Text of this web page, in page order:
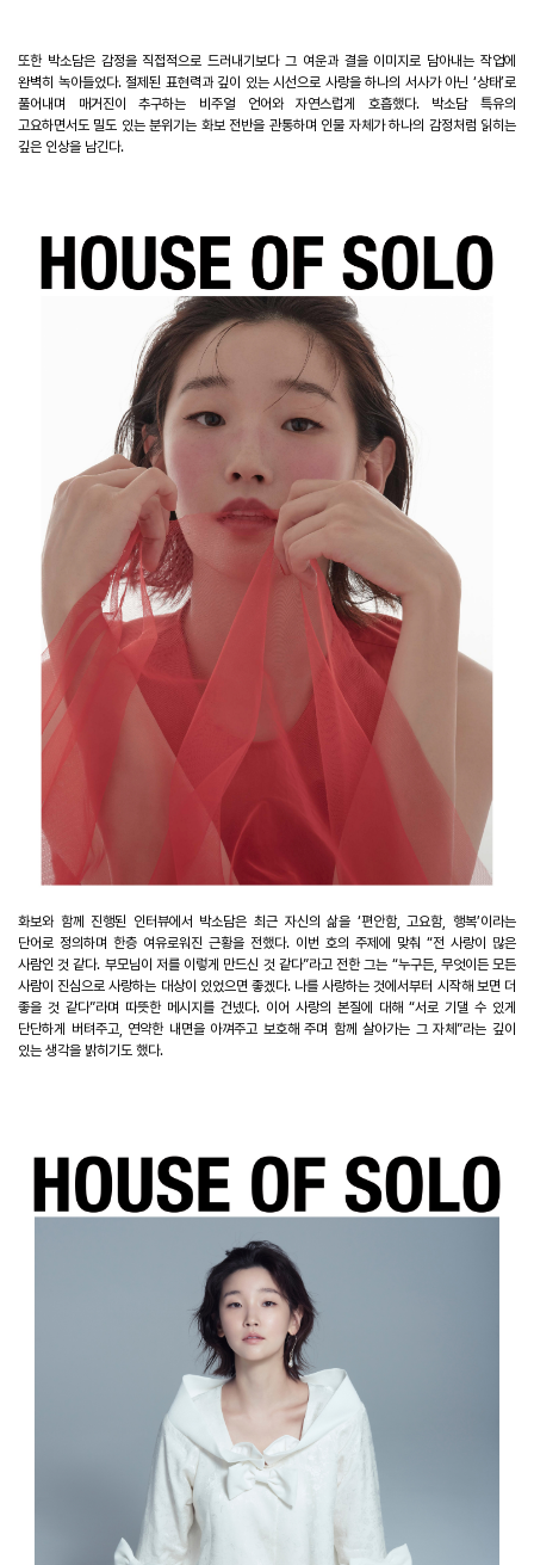
또한 박소담은 감정을 직접적으로 드러내기보다 그 여운과 결을 이미지로 담아내는 작업에
완벽히 녹아들었다. 절제된 표현력과 깊이 있는 시선으로 사랑을 하나의 서사가 아닌 ‘상태’로
풀어내며 매거진이 추구하는 비주얼 언어와 자연스럽게 호흡했다. 박소담 특유의
고요하면서도 밀도 있는 분위기는 화보 전반을 관통하며 인물 자체가 하나의 감정처럼 읽히는
깊은 인상을 남긴다.
화보와 함께 진행된 인터뷰에서 박소담은 최근 자신의 삶을 ‘편안함,고요함,행복’이라는
단어로 정의하며 한층 여유로워진 근황을 전했다. 이번 호의 주제에 맞춰 “전 사랑이 많은
사람인 것 같다. 부모님이 저를 이렇게 만드신 것 같다”라고 전한 그는 “누구든, 무엇이든 모든
사람이 진심으로 사랑하는 대상이 있었으면 좋겠다. 나를 사랑하는 것에서부터 시작해 보면 더
좋을 것 같다”라며 따뜻한 메시지를 건넸다. 이어 사랑의 본질에 대해 “서로 기댈 수 있게
단단하게 버텨주고, 연약한 내면을 아껴주고 보호해 주며 함께 살아가는 그 자체”라는 깊이
있는 생각을 밝히기도 했다.